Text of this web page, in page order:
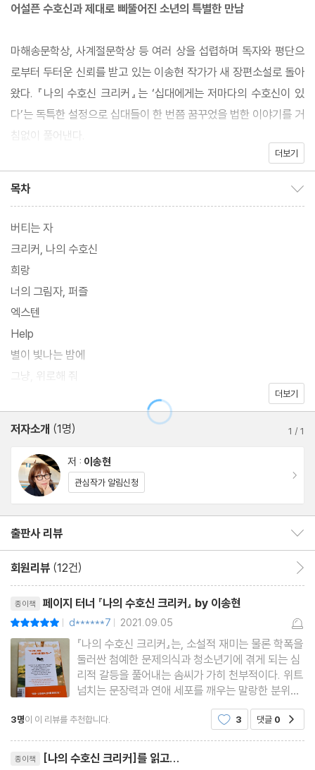
어설픈 수호신과 제대로 삐뚤어진 소년의 특별한 만남
마해송문학상, 사계절문학상 등 여러 상을 섭렵하며 독자와 평단으
로부터 두터운 신뢰를 받고 있는 이송현 작가가 새 장편소설로 돌아
왔다. 『나의 수호신 크리커』는 ‘십대에게는 저마다의 수호신이 있
다’는 독특한 설정으로 십대들이 한 번쯤 꿈꾸었을 법한 이야기를 거
침없이 풀어낸다.
엄마를 떠나보낸 후 자신의 본모습을 잃은 한조. 어느 날 그의 눈앞
식 수호신이 아닌 예비 수호신. 자신의 세계로 돌아가기 위해 크리커
는 퍼즐 조각을 모아야 하며, 이는 보호 대상이 성장할 때마다 조금
씩 채워진다. 한조는 성가시게 구는 크리커를 하루 빨리 돌려보내고
자 서서히 바뀌기 시작하는데…….
더보기
목차
버티는 자
크리커, 나의 수호신
희랑
너의 그림자, 퍼즐
엑스텐
Help
별이 빛나는 밤에
그냥, 위로해 줘
플랜 B
밀크캐러멜
에필로그
더보기
저자소개 (1명) 1 /1
저 : 이송현
관심작가 알림신청
출판사 리뷰
회원리뷰 (12건)
종이책 페이지 터너 『나의 수호신 크리커』 by 이송현
| d******7 | 2021.09.05
『나의 수호신 크리커』는, 소설적 재미는 물론 학폭을
둘러싼 첨예한 문제의식과 청소년기에 겪게 되는 심
리적 갈등을 풀어내는 솜씨가 가히 천부적이다. 위트
넘치는 문장력과 연애 세포를 깨우는 말랑한 분위기
는 절묘하고, 수호신이라는 판타지적 요소를 집어넣
었지만 지극히 현실적인 설정으로 더 애정이 간다.
3명이 이 리뷰를 추천합니다. 3 댓글 0
종이책 [나의 수호신 크리커]를 읽고...